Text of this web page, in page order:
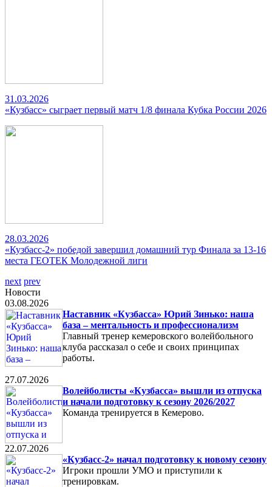
31.03.2026
«Кузбасс» сыграет первый матч 1/8 финала Кубка России 2026
28.03.2026
«Кузбасс-2» победой завершил домашний тур Финала за 13-16
места ГЕОТЕК Молодежной лиги
next prev
Новости
03.08.2026
Наставник «Кузбасса» Юрий Зинько: наша
база – ментальность и профессионализм
Главный тренер кемеровского волейбольного
клуба рассказал о себе и своих принципах
работы.
27.07.2026
Волейболисты «Кузбасса» вышли из отпуска
и начали подготовку к сезону 2026/2027
Команда тренируется в Кемерово.
22.07.2026
«Кузбасс-2» начал подготовку к новому сезону
Игроки прошли УМО и приступили к
тренировкам.